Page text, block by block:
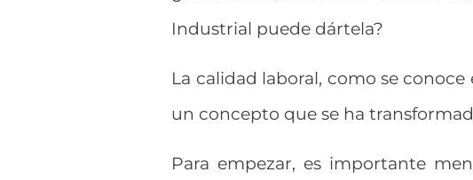
Industrial puede dártela?
La calidad laboral, como se
un concepto que se ha
Para empezar, es importante